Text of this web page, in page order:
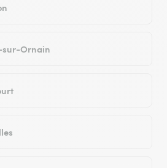
sur-Ornain